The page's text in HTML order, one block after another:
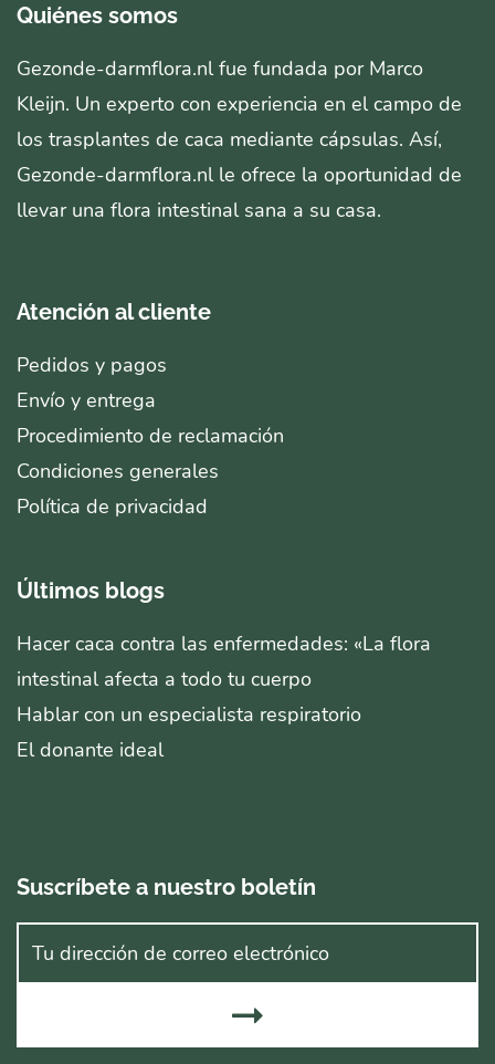
Quiénes somos
Gezonde-darmflora.nl fue fundada por Marco
Kleijn. Un experto con experiencia en el campo de
los trasplantes de caca mediante cápsulas. Así,
Gezonde-darmflora.nl le ofrece la oportunidad de
llevar una flora intestinal sana a su casa.
Atención al cliente
Pedidos y pagos
Envío y entrega
Procedimiento de reclamación
Condiciones generales
Política de privacidad
Últimos blogs
Hacer caca contra las enfermedades: «La flora
intestinal afecta a todo tu cuerpo
Hablar con un especialista respiratorio
El donante ideal
Suscríbete a nuestro boletín